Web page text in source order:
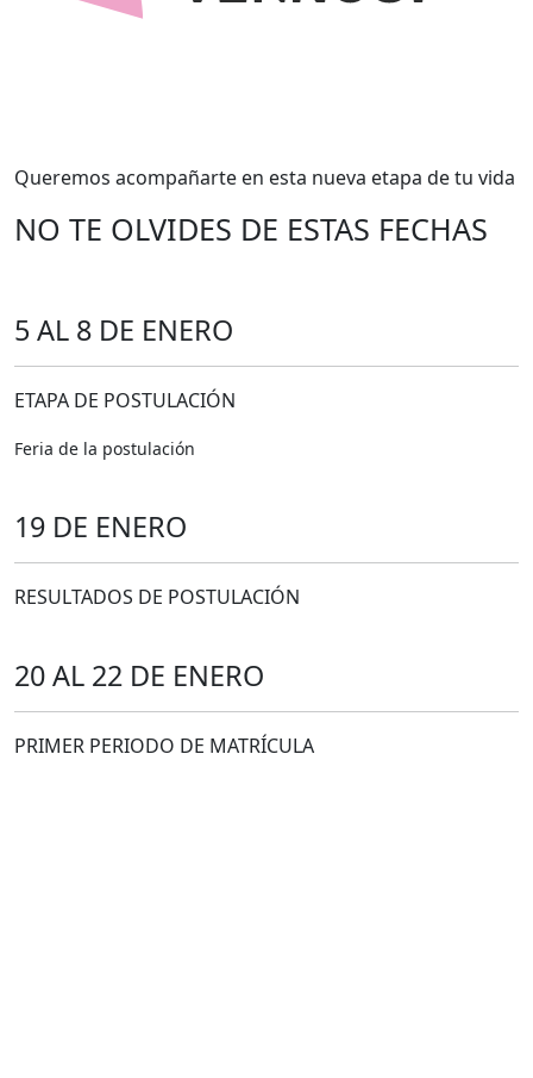
Queremos acompañarte en esta nueva etapa de tu vida
NO TE OLVIDES DE ESTAS FECHAS
5 AL 8 DE ENERO
ETAPA DE POSTULACIÓN
Feria de la postulación
19 DE ENERO
RESULTADOS DE POSTULACIÓN
20 AL 22 DE ENERO
PRIMER PERIODO DE MATRÍCULA